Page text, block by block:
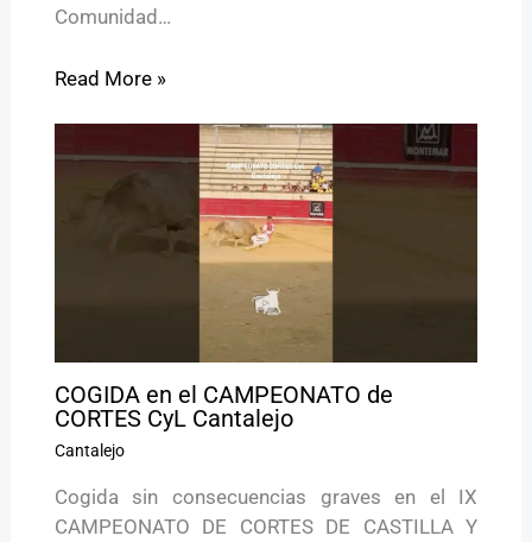
Comunidad…
Read More »
COGIDA en el CAMPEONATO de
CORTES CyL Cantalejo
Cantalejo
Cogida sin consecuencias graves en el IX
CAMPEONATO DE CORTES DE CASTILLA Y